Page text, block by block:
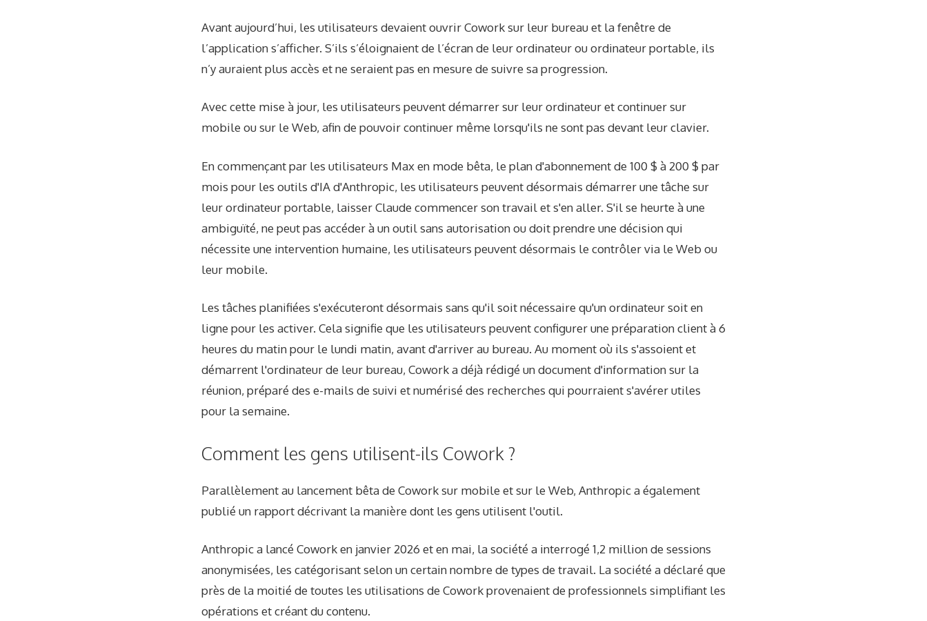
Avant aujourd’hui, les utilisateurs devaient ouvrir Cowork sur leur bureau et la fenêtre de
l’application s’afficher. S’ils s’éloignaient de l’écran de leur ordinateur ou ordinateur portable, ils
n’y auraient plus accès et ne seraient pas en mesure de suivre sa progression.
Avec cette mise à jour, les utilisateurs peuvent démarrer sur leur ordinateur et continuer sur
mobile ou sur le Web, afin de pouvoir continuer même lorsqu'ils ne sont pas devant leur clavier.
En commençant par les utilisateurs Max en mode bêta, le plan d'abonnement de 100 $ à 200 $ par
mois pour les outils d'IA d'Anthropic, les utilisateurs peuvent désormais démarrer une tâche sur
leur ordinateur portable, laisser Claude commencer son travail et s'en aller. S'il se heurte à une
ambiguïté, ne peut pas accéder à un outil sans autorisation ou doit prendre une décision qui
nécessite une intervention humaine, les utilisateurs peuvent désormais le contrôler via le Web ou
leur mobile.
Les tâches planifiées s'exécuteront désormais sans qu'il soit nécessaire qu'un ordinateur soit en
ligne pour les activer. Cela signifie que les utilisateurs peuvent configurer une préparation client à 6
heures du matin pour le lundi matin, avant d'arriver au bureau. Au moment où ils s'assoient et
démarrent l'ordinateur de leur bureau, Cowork a déjà rédigé un document d'information sur la
réunion, préparé des e-mails de suivi et numérisé des recherches qui pourraient s'avérer utiles
pour la semaine.
Comment les gens utilisent-ils Cowork ?
Parallèlement au lancement bêta de Cowork sur mobile et sur le Web, Anthropic a également
publié un rapport décrivant la manière dont les gens utilisent l'outil.
Anthropic a lancé Cowork en janvier 2026 et en mai, la société a interrogé 1,2 million de sessions
anonymisées, les catégorisant selon un certain nombre de types de travail. La société a déclaré que
près de la moitié de toutes les utilisations de Cowork provenaient de professionnels simplifiant les
opérations et créant du contenu.